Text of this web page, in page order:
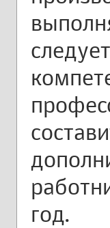
год.